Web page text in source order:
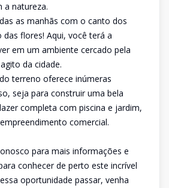
a natureza.
as manhãs com o canto dos
flores! Aqui, você terá a
em um ambiente cercado pela
da cidade.
terreno oferece inúmeras
seja para construir uma bela
completa com piscina e jardim,
comercial.
para mais informações e
conhecer de perto este incrível
oportunidade passar, venha